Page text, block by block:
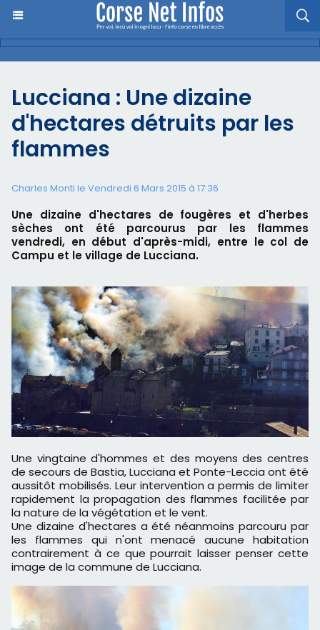
Lucciana : Une dizaine
d'hectares détruits par les
flammes
Charles Monti le Vendredi 6 Mars 2015 à 17:36
Une dizaine d'hectares de fougères et d'herbes
sèches ont été parcourus par les flammes
vendredi, en début d'après-midi, entre le col de
Campu et le village de Lucciana.
Une vingtaine d'hommes et des moyens des centres
de secours de Bastia, Lucciana et Ponte-Leccia ont été
aussitôt mobilisés. Leur intervention a permis de limiter
rapidement la propagation des flammes facilitée par
la nature de la végétation et le vent.
Une dizaine d'hectares a été néanmoins parcouru par
les flammes qui n'ont menacé aucune habitation
contrairement à ce que pourrait laisser penser cette
image de la commune de Lucciana.